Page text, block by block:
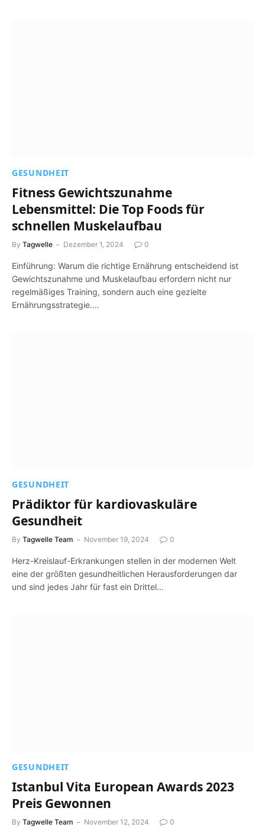
GESUNDHEIT
Fitness Gewichtszunahme
Lebensmittel: Die Top Foods für
schnellen Muskelaufbau
By Tagwelle Dezember 1, 2024 0
Einführung: Warum die richtige Ernährung entscheidend ist
Gewichtszunahme und Muskelaufbau erfordern nicht nur
regelmäßiges Training, sondern auch eine gezielte
Ernährungsstrategie.…
GESUNDHEIT
Prädiktor für kardiovaskuläre
Gesundheit
By Tagwelle Team November 19, 2024 0
Herz-Kreislauf-Erkrankungen stellen in der modernen Welt
eine der größten gesundheitlichen Herausforderungen dar
und sind jedes Jahr für fast ein Drittel…
GESUNDHEIT
Istanbul Vita European Awards 2023
Preis Gewonnen
By Tagwelle Team November 12, 2024 0